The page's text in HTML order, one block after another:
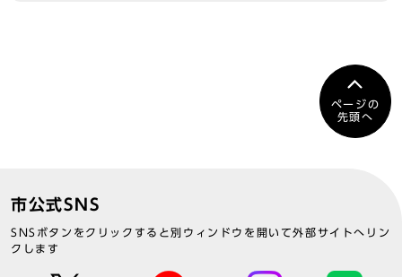
ページの
先頭へ
市公式SNS
SNSボタンをクリックすると別ウィンドウを開いて外部サイトへリン
クします